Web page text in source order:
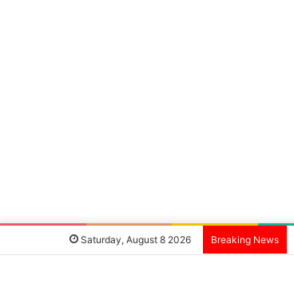
Saturday, August 8 2026 Breaking News